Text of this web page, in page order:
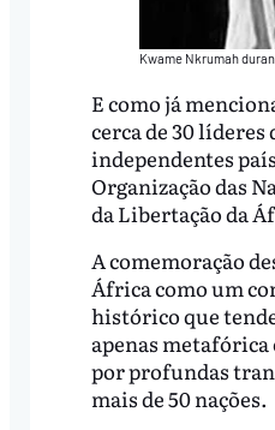
Kwame Nkrumah
E como já
cerca de 30
independentes
Organização das
da Libertação da
A comemoração
África como um
histórico que
apenas
por profundas
mais de 50 nações.